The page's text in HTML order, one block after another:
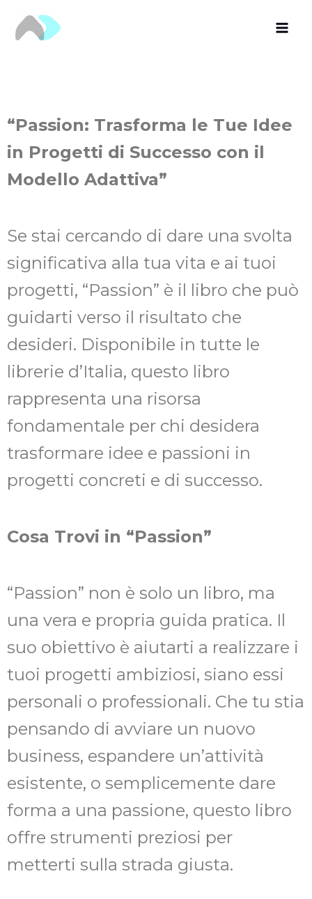
“Passion: Trasforma le Tue Idee
in Progetti di Successo con il
Modello Adattiva”
Se stai cercando di dare una svolta
significativa alla tua vita e ai tuoi
progetti, “Passion” è il libro che può
guidarti verso il risultato che
desideri. Disponibile in tutte le
librerie d’Italia, questo libro
rappresenta una risorsa
fondamentale per chi desidera
trasformare idee e passioni in
progetti concreti e di successo.
Cosa Trovi in “Passion”
“Passion” non è solo un libro, ma
una vera e propria guida pratica. Il
suo obiettivo è aiutarti a realizzare i
tuoi progetti ambiziosi, siano essi
personali o professionali. Che tu stia
pensando di avviare un nuovo
business, espandere un’attività
esistente, o semplicemente dare
forma a una passione, questo libro
offre strumenti preziosi per
metterti sulla strada giusta.